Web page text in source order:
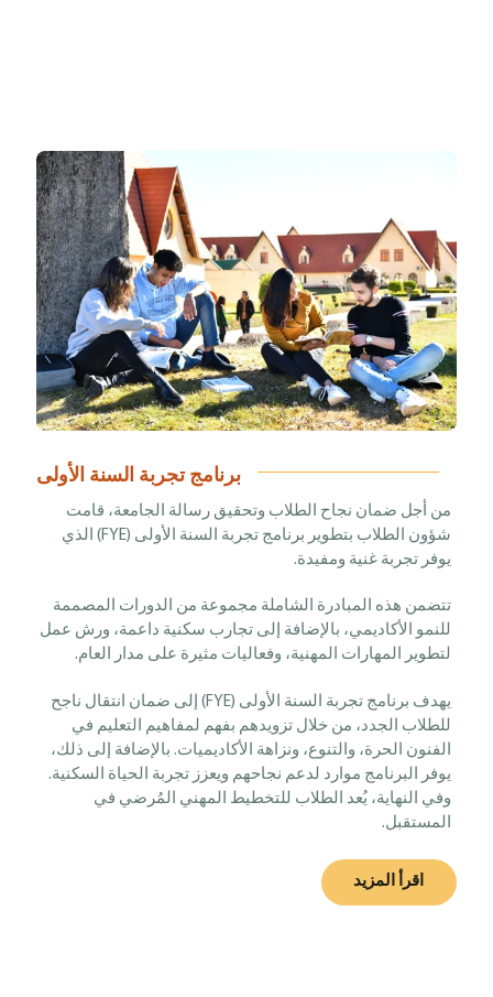
برنامج تجربة السنة الأولى
من أجل ضمان نجاح الطلاب وتحقيق رسالة الجامعة، قامت
شؤون الطلاب بتطوير برنامج تجربة السنة الأولى (FYE) الذي
يوفر تجربة غنية ومفيدة.
تتضمن هذه المبادرة الشاملة مجموعة من الدورات المصممة
للنمو الأكاديمي، بالإضافة إلى تجارب سكنية داعمة، ورش عمل
لتطوير المهارات المهنية، وفعاليات مثيرة على مدار العام.
يهدف برنامج تجربة السنة الأولى (FYE) إلى ضمان انتقال ناجح
للطلاب الجدد، من خلال تزويدهم بفهم لمفاهيم التعليم في
الفنون الحرة، والتنوع، ونزاهة الأكاديميات. بالإضافة إلى ذلك،
يوفر البرنامج موارد لدعم نجاحهم ويعزز تجربة الحياة السكنية.
وفي النهاية، يُعد الطلاب للتخطيط المهني المُرضي في
المستقبل.
اقرأ المزيد